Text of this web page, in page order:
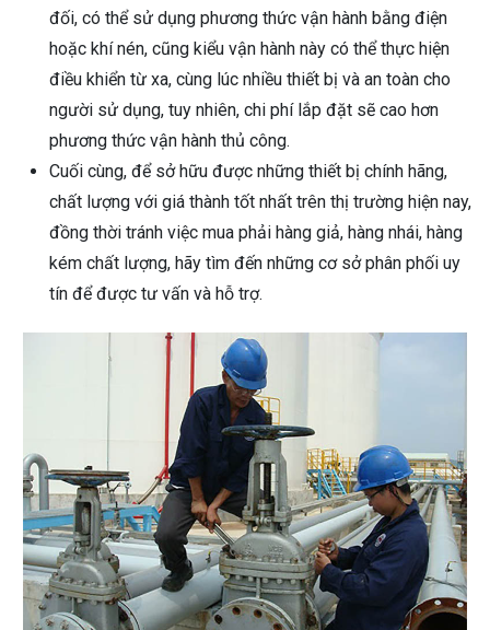
đối, có thể sử dụng phương thức vận hành bằng điện
hoặc khí nén, cũng kiểu vận hành này có thể thực hiện
điều khiển từ xa, cùng lúc nhiều thiết bị và an toàn cho
người sử dụng, tuy nhiên, chi phí lắp đặt sẽ cao hơn
phương thức vận hành thủ công.
Cuối cùng, để sở hữu được những thiết bị chính hãng,
chất lượng với giá thành tốt nhất trên thị trường hiện nay,
đồng thời tránh việc mua phải hàng giả, hàng nhái, hàng
kém chất lượng, hãy tìm đến những cơ sở phân phối uy
tín để được tư vấn và hỗ trợ.